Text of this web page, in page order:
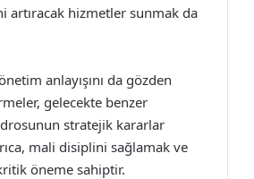
artıracak hizmetler sunmak da
anlayışını da gözden
gelecekte benzer
stratejik kararlar
mali disiplini sağlamak ve
öneme sahiptir.